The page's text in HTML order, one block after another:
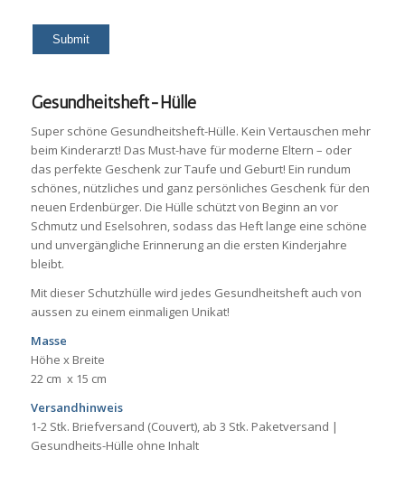
Gesundheitsheft-Hülle
Super schöne Gesundheitsheft-Hülle. Kein Vertauschen mehr
beim Kinderarzt! Das Must-have für moderne Eltern – oder
das perfekte Geschenk zur Taufe und Geburt! Ein rundum
schönes, nützliches und ganz persönliches Geschenk für den
neuen Erdenbürger. Die Hülle schützt von Beginn an vor
Schmutz und Eselsohren, sodass das Heft lange eine schöne
und unvergängliche Erinnerung an die ersten Kinderjahre
bleibt.
Mit dieser Schutzhülle wird jedes Gesundheitsheft auch von
aussen zu einem einmaligen Unikat!
Masse
Höhe x Breite
22 cm x 15 cm
Versandhinweis
1-2 Stk. Briefversand (Couvert), ab 3 Stk. Paketversand |
Gesundheits-Hülle ohne Inhalt